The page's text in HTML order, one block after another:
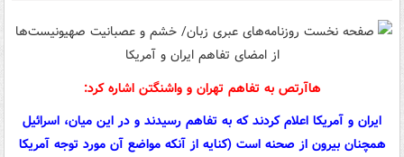
هاآرتص به تفاهم تهران و واشنگتن اشاره کرد:
ایران و آمریکا اعلام کردند که به تفاهم رسیدند و در این میان، اسرائیل
همچنان بیرون از صحنه است (کنایه از آنکه مواضع آن مورد توجه آمریکا